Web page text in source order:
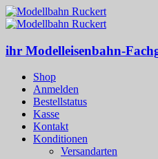
ihr Modelleisenbahn-
Shop
Anmelden
Bestellstatus
Kasse
Kontakt
Konditionen
Versandarten